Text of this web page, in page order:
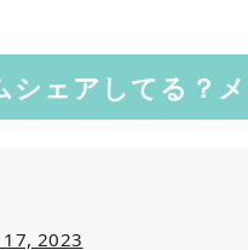
ェアしてる？
2023